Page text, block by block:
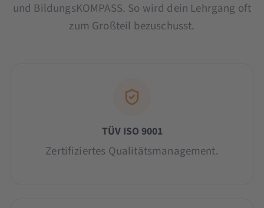
und BildungsKOMPASS. So wird dein Lehrgang oft
zum Großteil bezuschusst.
TÜV ISO 9001
Zertifiziertes Qualitätsmanagement.